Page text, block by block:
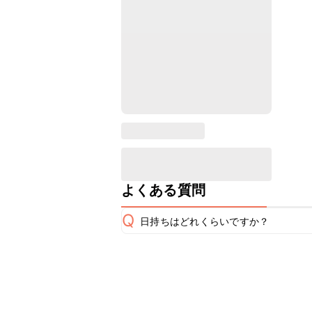
よくある質問
Q 日持ちはどれくらいですか？